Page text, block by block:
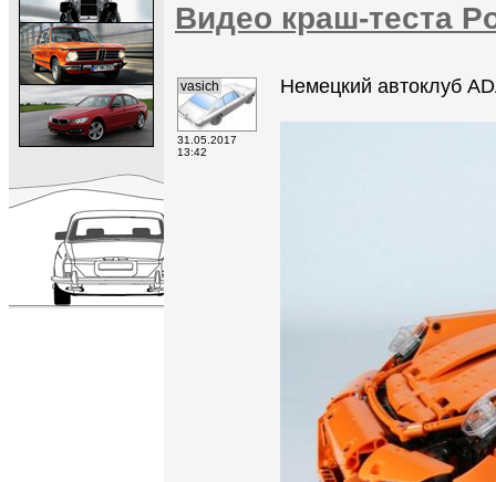
Видео краш-теста
vasich
31.05.2017
13:42
Немецкий автоклуб